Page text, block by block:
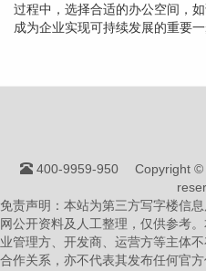
过程中，选择合适的办公空间，
成为企业实现可持续发展的重要一
400-9959-950
Copyright ©
免责声明：本站为第三方写字楼信
网公开资料及人工整理，仅供参考
业管理方、开发商、运营方等主体
合作关系，亦不代表其发布任何官